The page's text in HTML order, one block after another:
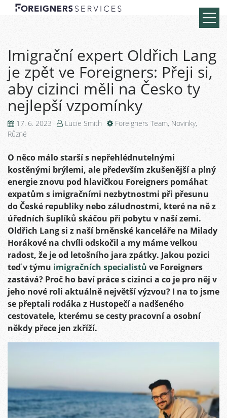
Imigrační expert Oldřich Lang
je zpět ve Foreigners: Přeji si,
aby cizinci měli na Česko ty
nejlepší vzpomínky
17. 6. 2023 Lucie Smith Foreigners Team, Novinky,
Různé
O něco málo starší s nepřehlédnutelnými
kostěnými brýlemi, ale především zkušenější a plný
energie znovu pod hlavičkou Foreigners pomáhat
expatům s imigračními nezbytnostmi při přesunu
do České republiky nebo záludnostmi, které na ně z
úředních šuplíků skáčou při pobytu v naší zemi.
Oldřich Lang si z naší brněnské kanceláře na Milady
Horákové na chvíli odskočil a my máme velkou
radost, že je od letošního jara zpátky. Jakou pozici
teď v týmu imigračních specialistů ve Foreigners
zastává? Proč ho baví práce s cizinci a co je pro něj v
jeho nové roli aktuálně největší výzvou? I na to jsme
se přeptali rodáka z Hustopečí a nadšeného
cestovatele, kterému se cesty pracovní a osobní
někdy přece jen zkříží.